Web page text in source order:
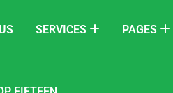
SERVICES PAGES